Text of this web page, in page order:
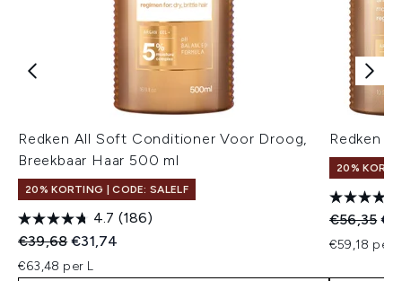
Redken All Soft Conditioner Voor Droog,
Breekbaar Haar 500 ml
20% KORTING | CODE: SALELF
4.7 (186)
Recommended Retail Price:
€39,68Huidige prijs:
€31,74
€63,48 per L
Redken
20%
€56,35
€59,18 per